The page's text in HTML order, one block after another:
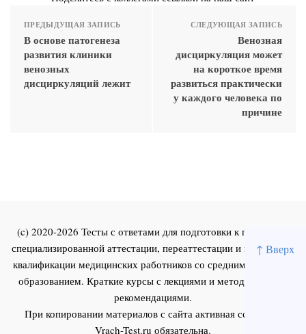
↑ Вверх
ПРЕДЫДУЩАЯ ЗАПИСЬ
В основе патогенеза
развития клиники
венозных
дисциркуляций лежит
СЛЕДУЮЩАЯ ЗАПИСЬ
Венозная
дисциркуляция может
на короткое время
развиться практически
у каждого человека по
причине
(c) 2020-2026 Тесты с ответами для подготовки к первичной
специализированной аттестации, переаттестации и повышения
квалификации медицинских работников со средним и высшим
образованием. Краткие курсы с лекциями и методическими
рекомендациями.
При копировании материалов с сайта активная ссылка на
Vrach-Test.ru обязательна.